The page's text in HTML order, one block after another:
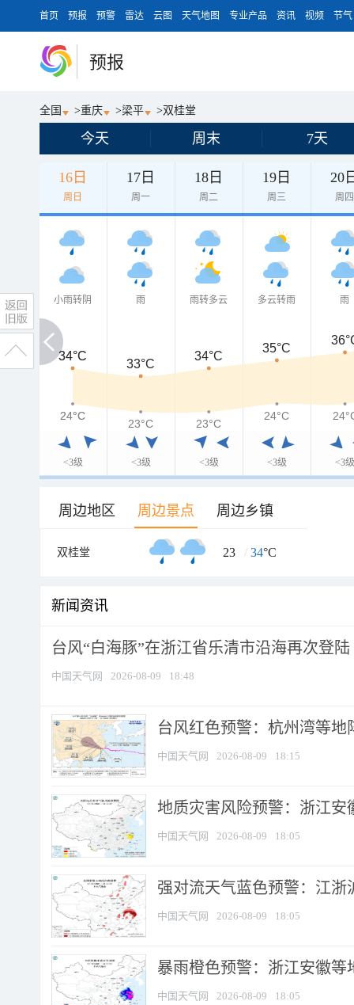
首页 预报 预警 雷达 云图 天气地图 专业产品 资讯 视频 节气
预报
全国 >重庆 >梁平 >双桂堂
今天 周末 7天
16日
周日
17日
周一
18日
周二
19日
周三
20
周四
小雨转阴
<3级
雨
<3级
雨转多云
<3级
多云转雨
<3级
雨
<3级
34°C
34°C
33°C
34°C
35°C
24°C
24°C
23°C 23°C
24°C
周边地区 周边景点 周边乡镇
双桂堂 23 / 34°C
新闻资讯
台风“白海豚”在浙江省乐清市沿海再次登陆
中国天气网 2026-08-09 18:48
台风红色预警：杭州湾等地
中国天气网 2026-08-09 18:15
地质灾害风险预警：浙江安
中国天气网 2026-08-09 18:05
强对流天气蓝色预警：江浙
中国天气网 2026-08-09 18:05
暴雨橙色预警：浙江安徽等
中国天气网 2026-08-09 18:05